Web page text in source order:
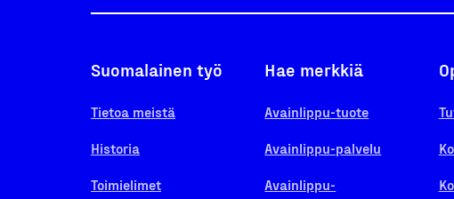
Suomalainen työ
Tietoa meistä
Historia
Toimielimet
Hae merkkiä
Avainlippu-tuote
Avainlippu-palvelu
Avainlippu-